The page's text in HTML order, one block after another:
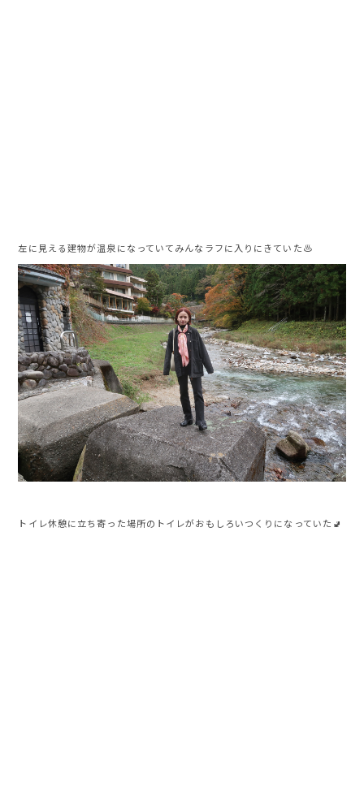
左に見える建物が温泉になっていてみんなラフに入りにきていた♨️
トイレ休憩に立ち寄った場所のトイレがおもしろいつくりになっていた🚽